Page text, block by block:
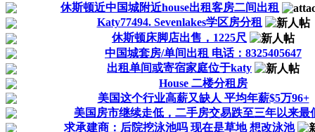
休斯顿近中国城附近house出租客房二间出租
Katy77494. Sevenlakes学区房分租
休斯顿床脚店出售，1225尺
中国城套房/单间出租 电话：8325405647
出租单间或寄宿家庭位于katy
House 二楼分租房
美国这个行业高薪又缺人 平均年薪$5万96+
美国房市继续走低，二手房交易跌至三年以来最
求承建商：后院挖泳池吗 现在是草地 想改泳池